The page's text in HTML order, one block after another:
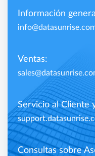
Información
Ventas:
Servicio al Cliente
Consultas sobre